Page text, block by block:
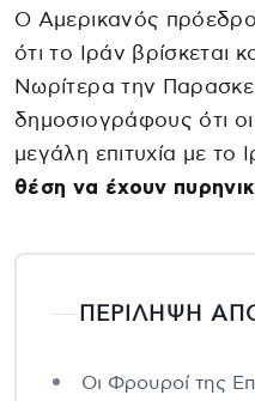
Ο Αμερικανός
ότι το Ιράν βρίσκεται
Νωρίτερα την
δημοσιογράφους ότι
μεγάλη επιτυχία με το
θέση να έχουν
ΠΕΡΙΛΗΨΗ
Οι Φρουροί της